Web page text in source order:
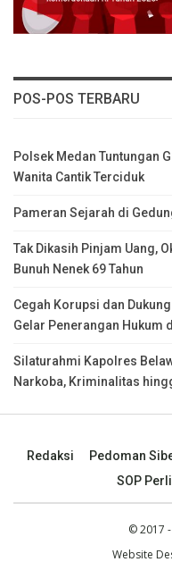
POS-POS TERBARU
Polsek Medan Tuntungan
Wanita Cantik Terciduk
Pameran Sejarah di
Tak Dikasih Pinjam Uang,
Bunuh Nenek 69 Tahun
Cegah Korupsi dan
Gelar Penerangan Hukum
Silaturahmi Kapolres
Narkoba, Kriminalitas
Redaksi Pedoman
SOP
© 2017
Website